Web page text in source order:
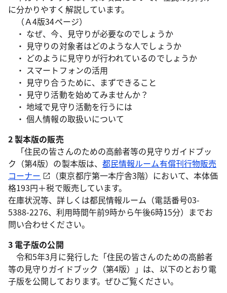
に分かりやすく解説しています。
（Ａ4版34ページ）
・ なぜ、今、見守りが必要なのでしょうか
・ 見守りの対象者はどのような人でしょうか
・ どのように見守りが行われているのでしょうか
・ スマートフォンの活用
・ 見守り合うために、まずできること
・ 見守り活動を始めてみませんか？
・ 地域で見守り活動を行うには
・ 個人情報の取扱いについて
2 製本版の販売
「住民の皆さんのための高齢者等の見守りガイドブッ
ク（第4版）の製本版は、 都民情報ルーム有償刊行物販売
コーナー
（東京都庁第一本庁舎3階）において、本体価
格193円＋税で販売しています。
在庫状況等、詳しくは都民情報ルーム（電話番号03-
5388-2276、利用時間午前9時から午後6時15分）までお
問い合わせください。
3 電子版の公開
令和5年3月に発行した「住民の皆さんのための高齢者
等の見守りガイドブック（第4版）」は、以下のとおり電
子版を公開しております。ぜひご覧ください。